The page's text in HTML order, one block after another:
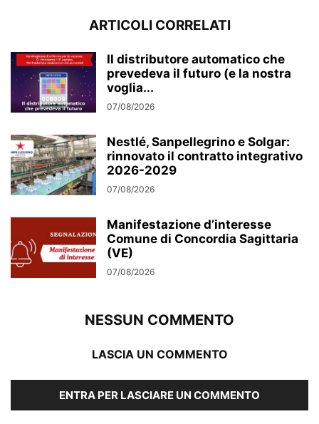
ARTICOLI CORRELATI
Il distributore automatico che
prevedeva il futuro (e la nostra
voglia...
07/08/2026
Nestlé, Sanpellegrino e Solgar:
rinnovato il contratto integrativo
2026-2029
07/08/2026
Manifestazione d’interesse
Comune di Concordia Sagittaria
(VE)
07/08/2026
NESSUN COMMENTO
LASCIA UN COMMENTO
ENTRA PER LASCIARE UN COMMENTO